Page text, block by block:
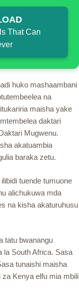
That Can
huko mashaambani
na
maisha yake
daktari
Mugwenu.
akatuambia
baraka zetu.
tuende tumuone
alichukuwa mda
na kisha akaturuhusu
tatu bwanangu
la South Africa. Sasa
tunaishi maisha
Kenya elfu mia mbili